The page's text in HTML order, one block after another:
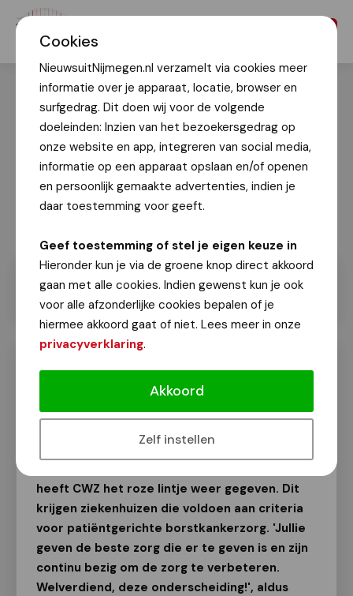
Cookies
NieuwsuitNijmegen.nl verzamelt via cookies meer
informatie over je apparaat, locatie, browser en
surfgedrag. Dit doen wij voor de volgende
doeleinden: Inzien van het bezoekersgedrag op
onze website en app, integreren van social media,
informatie op een apparaat opslaan en/of openen
en persoonlijk gemaakte advertenties, indien je
daar toestemming voor geeft.
Geef toestemming of stel je eigen keuze in
Hieronder kun je via de groene knop direct akkoord
gaan met alle cookies. Indien gewenst kun je ook
voor alle afzonderlijke cookies bepalen of je
hiermee akkoord gaat of niet. Lees meer in onze
privacyverklaring.
Akkoord
Zelf instellen
CWZ ontvangt ook dit jaar het roze
lintje voor borstkankerzorg
Van onze redactie
heeft CWZ het roze lintje weer gegeven. Dit
krijgen ziekenhuizen die voldoen aan criteria
voor patiëntgerichte borstkankerzorg. 'Jullie
geven de beste zorg die er te geven is en zijn
continu bezig om de zorg te verbeteren.
Welverdiend, deze onderscheiding!', aldus